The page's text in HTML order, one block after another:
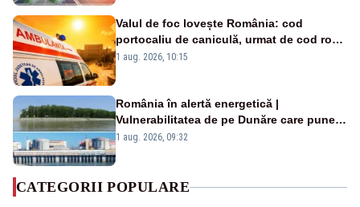
Valul de foc lovește România: cod
portocaliu de caniculă, urmat de cod roșu
duminică. Temperaturile urcă spre 40°C
1 aug. 2026, 10:15
România în alertă energetică |
Vulnerabilitatea de pe Dunăre care pune
în pericol Centrala Cernavodă era
1 aug. 2026, 09:32
CATEGORII POPULARE